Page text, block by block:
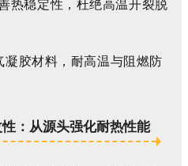
热稳定性，杜绝高温开裂脱
胶材料，耐高温与阻燃防
：从源头强化耐热性能